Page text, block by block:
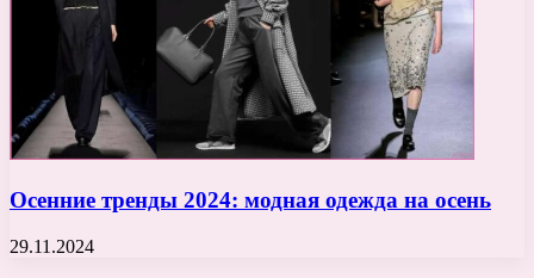
Осенние тренды 2024: модная одежда на осень
29.11.2024